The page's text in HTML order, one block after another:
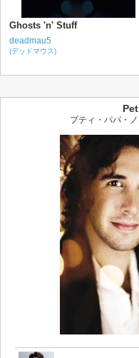
Ghosts 'n' Stuff
deadmau5
(デッドマウス)
プティ・パパ・